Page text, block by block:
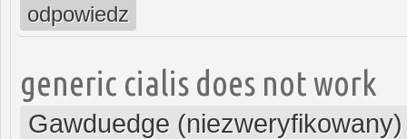
odpowiedz
generic cialis does not work
Gawduedge (niezweryfikowany)